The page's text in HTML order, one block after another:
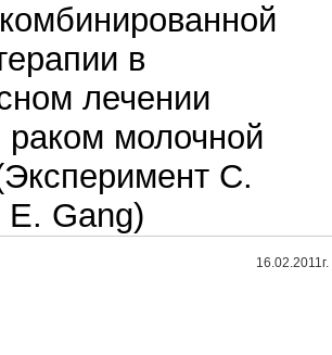
в
лечении
молочной
С.
E. Gang)
16.02.2011г.